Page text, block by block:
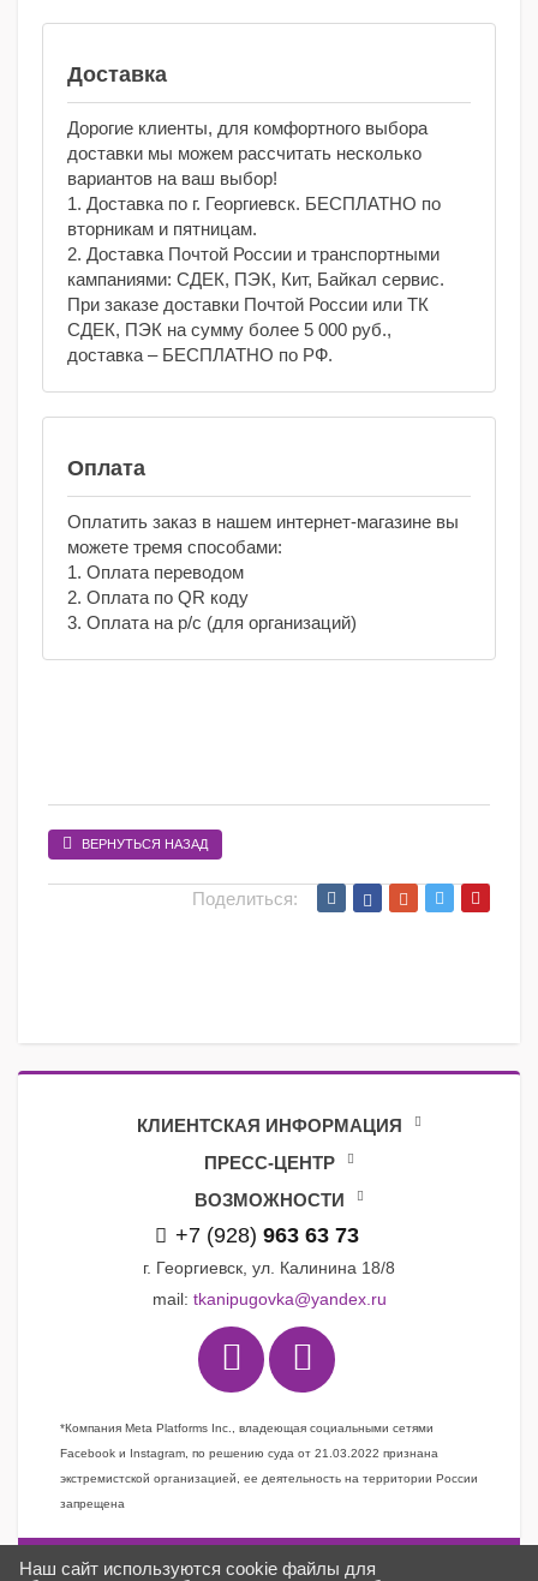
Доставка
Дорогие клиенты, для комфортного выбора
доставки мы можем рассчитать несколько
вариантов на ваш выбор!
1. Доставка по г. Георгиевск. БЕСПЛАТНО по
вторникам и пятницам.
2. Доставка Почтой России и транспортными
кампаниями: СДЕК, ПЭК, Кит, Байкал сервис.
При заказе доставки Почтой России или ТК
СДЕК, ПЭК на сумму более 5 000 руб.,
доставка – БЕСПЛАТНО по РФ.
Оплата
Оплатить заказ в нашем интернет-магазине вы
можете тремя способами:
1. Оплата переводом
2. Оплата по QR коду
3. Оплата на р/с (для организаций)
ВЕРНУТЬСЯ НАЗАД
Поделиться:
КЛИЕНТСКАЯ ИНФОРМАЦИЯ
ПРЕСС-ЦЕНТР
ВОЗМОЖНОСТИ
+7 (928) 963 63 73
г. Георгиевск, ул. Калинина 18/8
mail: tkanipugovka@yandex.ru
*Компания Meta Platforms Inc., владеющая социальными сетями
Facebook и Instagram, по решению суда от 21.03.2022 признана
экстремистской организацией, ее деятельность на территории России
запрещена
Задать вопрос
Наш сайт используются cookie файлы для